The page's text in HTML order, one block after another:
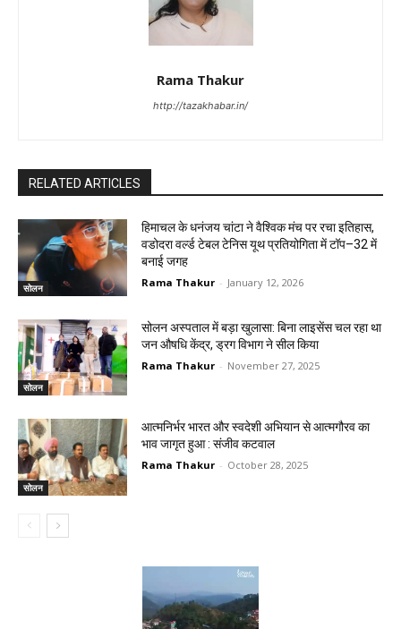
Rama Thakur
http://tazakhabar.in/
RELATED ARTICLES
सोलन
हिमाचल के धनंजय चांटा ने वैश्विक मंच पर रचा इतिहास,
वडोदरा वर्ल्ड टेबल टेनिस यूथ प्रतियोगिता में टॉप–32 में
बनाई जगह
Rama Thakur - January 12, 2026
सोलन
सोलन अस्पताल में बड़ा खुलासा: बिना लाइसेंस चल रहा था
जन औषधि केंद्र, ड्रग विभाग ने सील किया
Rama Thakur - November 27, 2025
सोलन
आत्मनिर्भर भारत और स्वदेशी अभियान से आत्मगौरव का
भाव जागृत हुआ : संजीव कटवाल
Rama Thakur - October 28, 2025